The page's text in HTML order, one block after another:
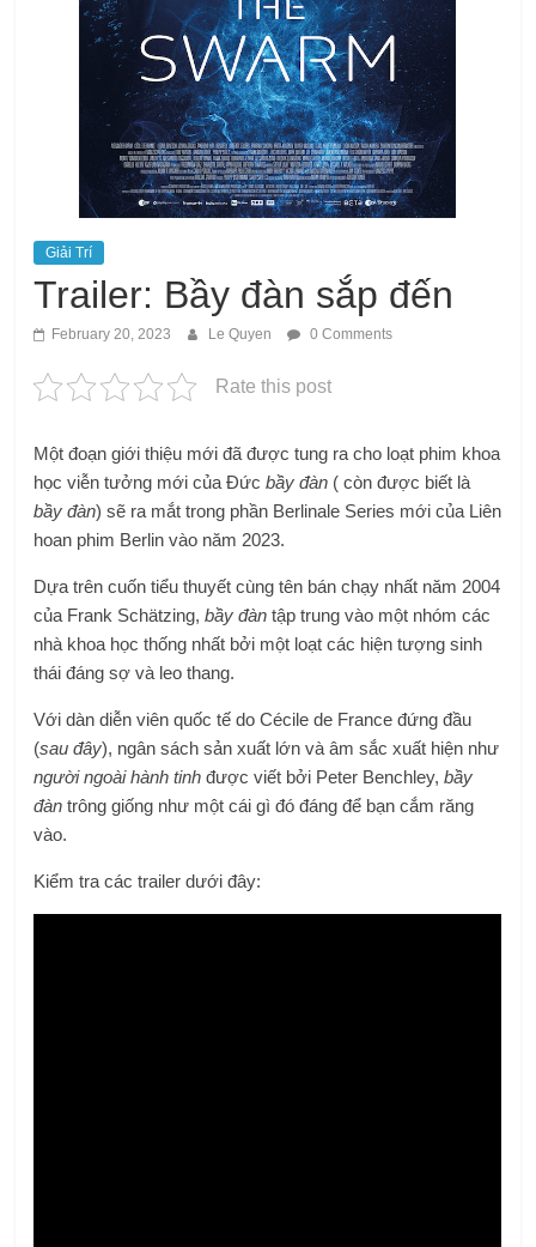
Giải Trí
Trailer: Bầy đàn sắp đến
February 20, 2023 Le Quyen 0 Comments
Rate this post
Một đoạn giới thiệu mới đã được tung ra cho loạt phim khoa
học viễn tưởng mới của Đứcbầy đàn ( còn được biết là
bầy đàn) sẽ ra mắt trong phần Berlinale Series mới của Liên
hoan phim Berlin vào năm 2023.
Dựa trên cuốn tiểu thuyết cùng tên bán chạy nhất năm 2004
của Frank Schätzing,bầy đàntập trung vào một nhóm các
nhà khoa học thống nhất bởi một loạt các hiện tượng sinh
thái đáng sợ và leo thang.
Với dàn diễn viên quốc tế do Cécile de France đứng đầu
(sau đây), ngân sách sản xuất lớn và âm sắc xuất hiện như
người ngoài hành tinhđược viết bởi Peter Benchley,bầy
đàntrông giống như một cái gì đó đáng để bạn cắm răng
vào.
Kiểm tra các trailer dưới đây: